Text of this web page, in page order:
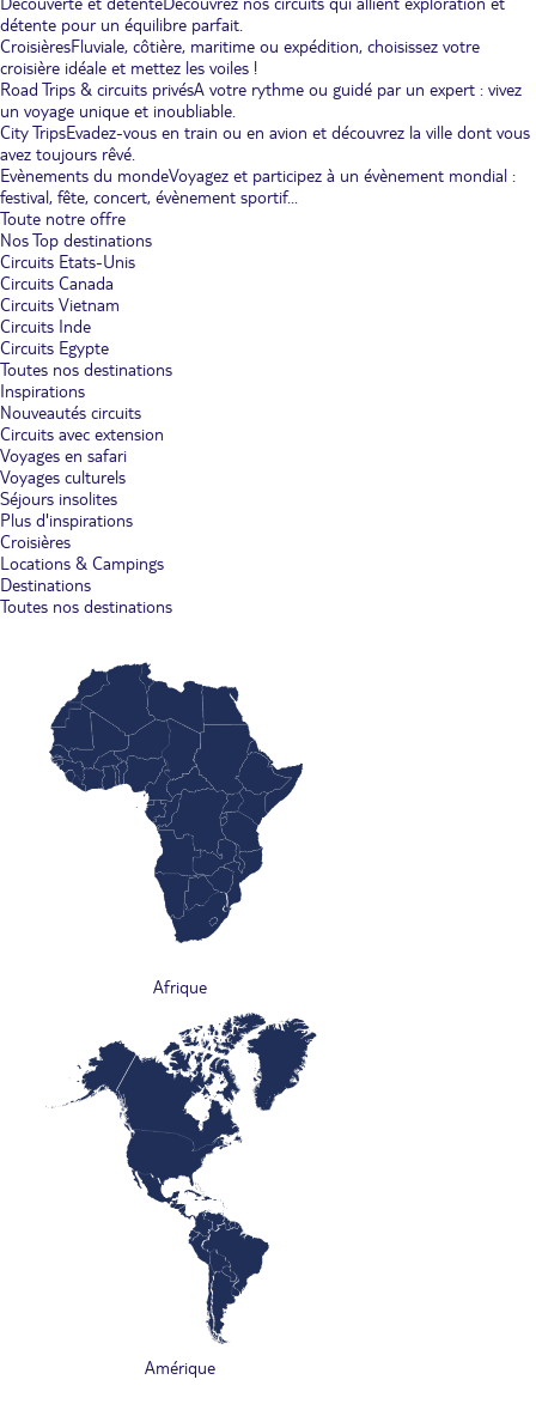
détente pour un équilibre parfait.
CroisièresFluviale, côtière, maritime ou expédition, choisissez votre
croisière idéale et mettez les voiles !
Road Trips & circuits privésA votre rythme ou guidé par un expert : vivez
un voyage unique et inoubliable.
City TripsEvadez-vous en train ou en avion et découvrez la ville dont vous
avez toujours rêvé.
Evènements du mondeVoyagez et participez à un évènement mondial :
festival, fête, concert, évènement sportif...
Toute notre offre
Nos Top destinations
Circuits Etats-Unis
Circuits Canada
Circuits Vietnam
Circuits Inde
Circuits Egypte
Toutes nos destinations
Inspirations
Nouveautés circuits
Circuits avec extension
Voyages en safari
Voyages culturels
Séjours insolites
Plus d'inspirations
Croisières
Locations & Campings
Destinations
Toutes nos destinations
Afrique
Amérique